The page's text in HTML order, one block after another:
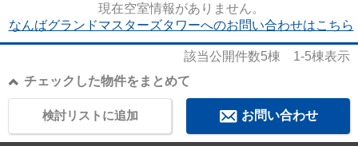
現在空室情報がありません。
なんばグランドマスターズタワーへのお問い合わせはこちら
該当公開件数5棟 1-5棟表示
チェックした物件をまとめて
お問い合わせ
検討リストに追加